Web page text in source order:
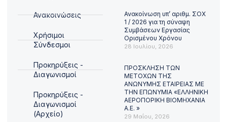
Ανακοινώσεις
Χρήσιμοι
Σύνδεσμοι
Προκηρύξεις -
Διαγωνισμοί
Προκηρύξεις -
Διαγωνισμοί
(Αρχείο)
Ανακοίνωση υπ’ αριθμ. ΣΟΧ
1 / 2026 για τη σύναψη
Συμβάσεων Εργασίας
Ορισμένου Χρόνου
28 Ιουλίου, 2026
ΠΡΟΣΚΛΗΣΗ ΤΩΝ
ΜΕΤΟΧΩΝ ΤΗΣ
ΑΝΩΝΥΜΗΣ ΕΤΑΙΡΕΙΑΣ ΜΕ
ΤΗΝ ΕΠΩΝΥΜΙΑ «ΕΛΛΗΝΙΚΗ
ΑΕΡΟΠΟΡΙΚΗ ΒΙΟΜΗΧΑΝΙΑ
Α.Ε. »
29 Μαΐου, 2026